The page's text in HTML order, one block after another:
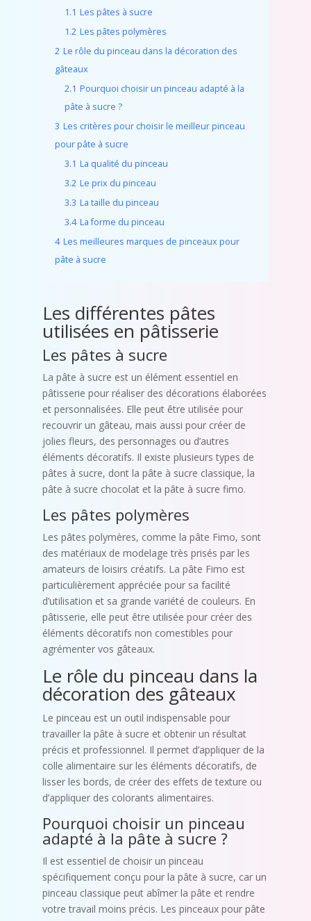
1.1 Les pâtes à sucre
1.2 Les pâtes polymères
2 Le rôle du pinceau dans la décoration des
gâteaux
2.1 Pourquoi choisir un pinceau adapté à la
pâte à sucre ?
3 Les critères pour choisir le meilleur pinceau
pour pâte à sucre
3.1 La qualité du pinceau
3.2 Le prix du pinceau
3.3 La taille du pinceau
3.4 La forme du pinceau
4 Les meilleures marques de pinceaux pour
pâte à sucre
Les différentes pâtes
utilisées en pâtisserie
Les pâtes à sucre
La pâte à sucre est un élément essentiel en
pâtisserie pour réaliser des décorations élaborées
et personnalisées. Elle peut être utilisée pour
recouvrir un gâteau, mais aussi pour créer de
jolies fleurs, des personnages ou d’autres
éléments décoratifs. Il existe plusieurs types de
pâtes à sucre, dont la pâte à sucre classique, la
pâte à sucre chocolat et la pâte à sucre fimo.
Les pâtes polymères
Les pâtes polymères, comme la pâte Fimo, sont
des matériaux de modelage très prisés par les
amateurs de loisirs créatifs. La pâte Fimo est
particulièrement appréciée pour sa facilité
d’utilisation et sa grande variété de couleurs. En
pâtisserie, elle peut être utilisée pour créer des
éléments décoratifs non comestibles pour
agrémenter vos gâteaux.
Le rôle du pinceau dans la
décoration des gâteaux
Le pinceau est un outil indispensable pour
travailler la pâte à sucre et obtenir un résultat
précis et professionnel. Il permet d’appliquer de la
colle alimentaire sur les éléments décoratifs, de
lisser les bords, de créer des effets de texture ou
d’appliquer des colorants alimentaires.
Pourquoi choisir un pinceau
adapté à la pâte à sucre ?
Il est essentiel de choisir un pinceau
spécifiquement conçu pour la pâte à sucre, car un
pinceau classique peut abîmer la pâte et rendre
votre travail moins précis. Les pinceaux pour pâte